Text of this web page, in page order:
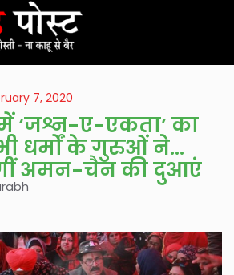
7, 2020
‘जश्न-ए-एकता’ का
धर्मों के गुरुओं ने
अमन-चैन की दुआएं